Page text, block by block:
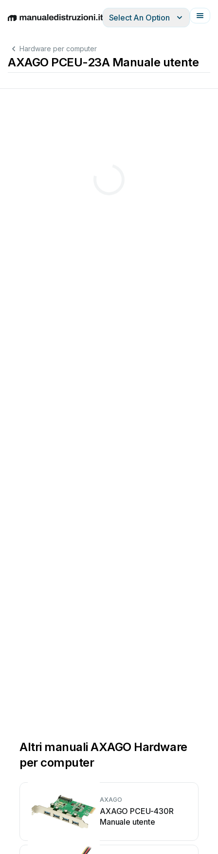
EnglishDeutschEspañolItalianoFrançais
Select An Option
Hardware per computer
AXAGO PCEU-23A Manuale utente
Altri manuali AXAGO Hardware
per computer
AXAGO
AXAGO PCEU-430R
Manuale utente